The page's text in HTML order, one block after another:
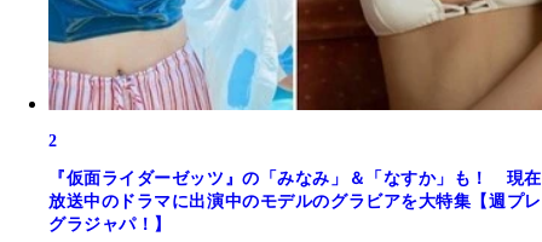
2
『仮面ライダーゼッツ』の「みなみ」＆「なすか」も！ 現在
放送中のドラマに出演中のモデルのグラビアを大特集【週プレ
グラジャパ！】